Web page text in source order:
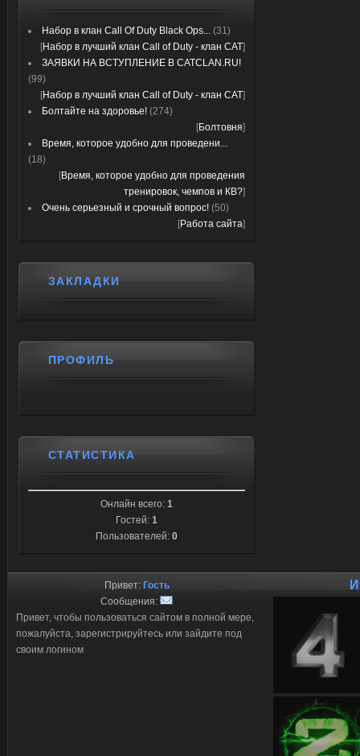
Набор в клан Call Of Duty Black Ops... (31)
[Набор в лучший клан Call of Duty - клан CAT]
ЗАЯВКИ НА ВСТУПЛЕНИЕ В CATCLAN.RU!
(99)
[Набор в лучший клан Call of Duty - клан CAT]
Болтайте на здоровье! (274)
[Болтовня]
Время, которое удобно для проведени...
(18)
[Время, которое удобно для проведения
тренировок, чемпов и КВ?]
Очень серьезный и срочный вопрос! (50)
[Работа сайта]
ЗАКЛАДКИ
ПРОФИЛЬ
СТАТИСТИКА
Онлайн всего: 1
Гостей: 1
Пользователей: 0
Привет: Гость
Сообщения:
Привет, чтобы пользоваться сайтом в полной мере,
пожалуйста, зарегистрируйтесь или зайдите под
своим логином